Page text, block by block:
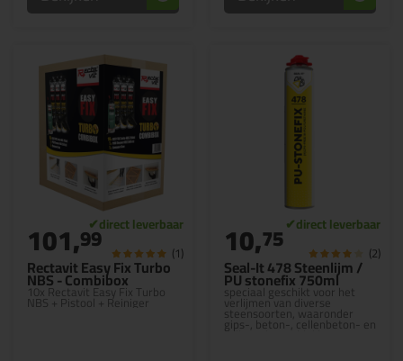
Rectavit Easy Fix Turbo
NBS - Combibox
10x Rectavit Easy Fix Turbo
NBS + Pistool + Reiniger
101,99 (1)
Seal-It 478 Steenlijm /
PU stonefix 750ml
speciaal geschikt voor het
verlijmen van diverse
steensoorten, waaronder
gips-, beton-, cellenbeton- en
kalkzandsteenblokken etc.
10,75 (2)